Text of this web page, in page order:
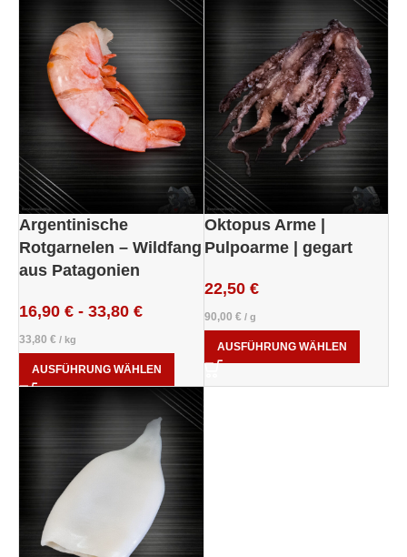
Argentinische
Rotgarnelen – Wildfang
aus Patagonien
16,90 € - 33,80 €
33,80 € / kg
AUSFÜHRUNG WÄHLEN
Oktopus Arme |
Pulpoarme | gegart
22,50 €
90,00 € / g
AUSFÜHRUNG WÄHLEN